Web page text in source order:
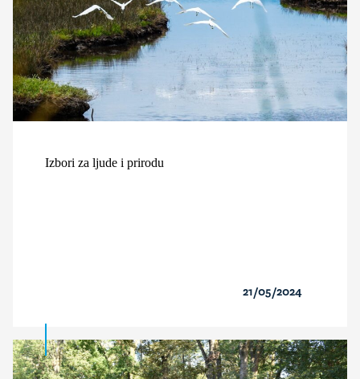
Izbori za ljude i prirodu
21/05/2024